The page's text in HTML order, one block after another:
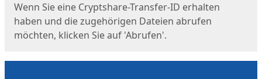
Wenn Sie eine Cryptshare-Transfer-ID erhalten
haben und die zugehörigen Dateien abrufen
möchten, klicken Sie auf 'Abrufen'.